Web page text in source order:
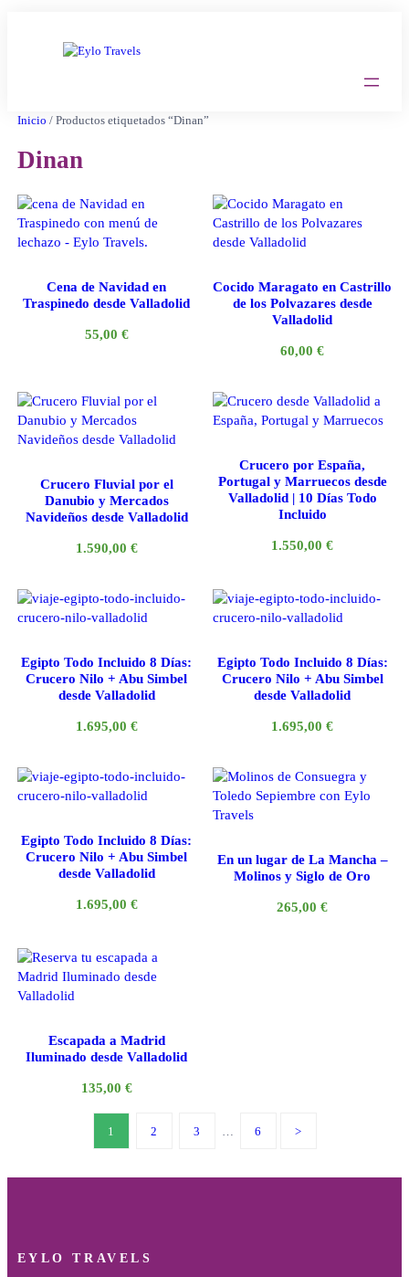
Inicio / Productos etiquetados “Dinan”
Dinan
Cena de Navidad en
Traspinedo desde Valladolid
55,00 €
Cocido Maragato en Castrillo
de los Polvazares desde
Valladolid
60,00€
Crucero Fluvial por el
Danubio y Mercados
Navideños desde Valladolid
1.590,00 €
Crucero por España,
Portugal y Marruecos desde
Valladolid | 10 Días Todo
Incluido
1.550,00€
Egipto Todo Incluido 8 Días:
Crucero Nilo + Abu Simbel
desde Valladolid
1.695,00 €
Egipto Todo Incluido 8 Días:
Crucero Nilo + Abu Simbel
desde Valladolid
1.695,00€
Egipto Todo Incluido 8 Días:
Crucero Nilo + Abu Simbel
desde Valladolid
1.695,00 €
En un lugar de La Mancha –
Molinos y Siglo de Oro
265,00€
Escapada a Madrid
Iluminado desde Valladolid
135,00 €
1 2 3 6
EYLO TRAVELS